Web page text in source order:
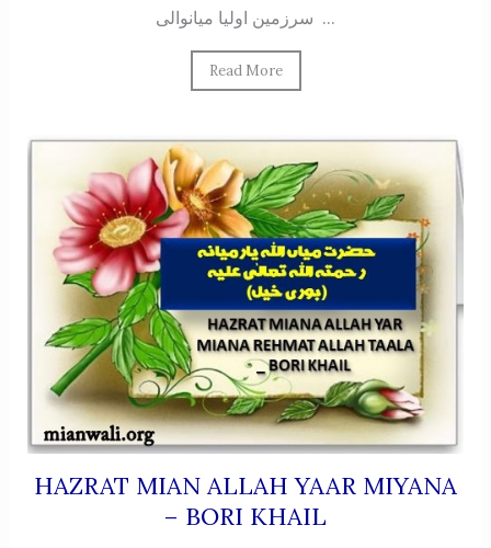
سرزمین اولیا میانوالی ...
Read More
HAZRAT MIAN ALLAH YAAR MIYANA
– BORI KHAIL